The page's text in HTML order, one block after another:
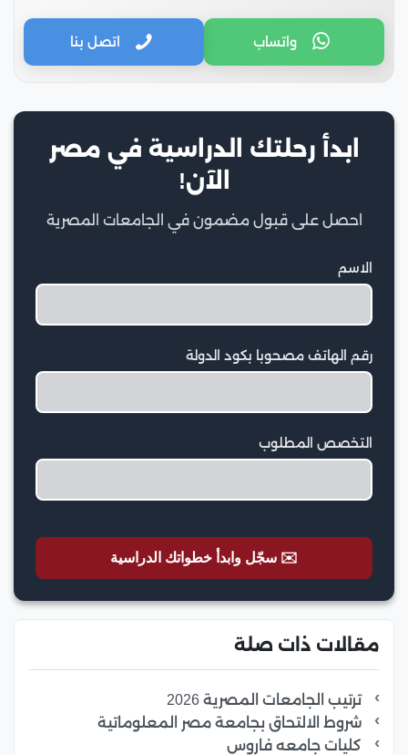
واتساب اتصل بنا
ابدأ رحلتك الدراسية في مصر
الآن!
احصل على قبول مضمون في الجامعات المصرية
الاسم
رقم الهاتف مصحوبا بكود الدولة
التخصص المطلوب
✉️ سجّل وابدأ خطواتك الدراسية
مقالات ذات صلة
ترتيب الجامعات المصرية 2026
شروط الالتحاق بجامعة مصر المعلوماتية
كليات جامعه فاروس